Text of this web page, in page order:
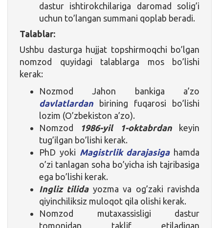
dastur ishtirokchilariga daromad solig’i
uchun to’langan summani qoplab beradi.
Talablar:
Ushbu dasturga hujjat topshirmoqchi bo’lgan
nomzod quyidagi talablarga mos bo’lishi
kerak:
Nozmod Jahon bankiga a’zo
davlatlardan birining fuqarosi bo’lishi
lozim (O’zbekiston a’zo).
Nomzod
1986-yil 1-oktabrdankeyin
tug’ilgan bo’lishi kerak.
PhD yoki Magistrlik darajasiga hamda
o’zi tanlagan soha bo’yicha ish tajribasiga
ega bo’lishi kerak.
Ingliz tilida yozma va og’zaki ravishda
qiyinchiliksiz muloqot qila olishi kerak.
Nomzod mutaxassisligi dastur
tomonidan taklif etiladigan